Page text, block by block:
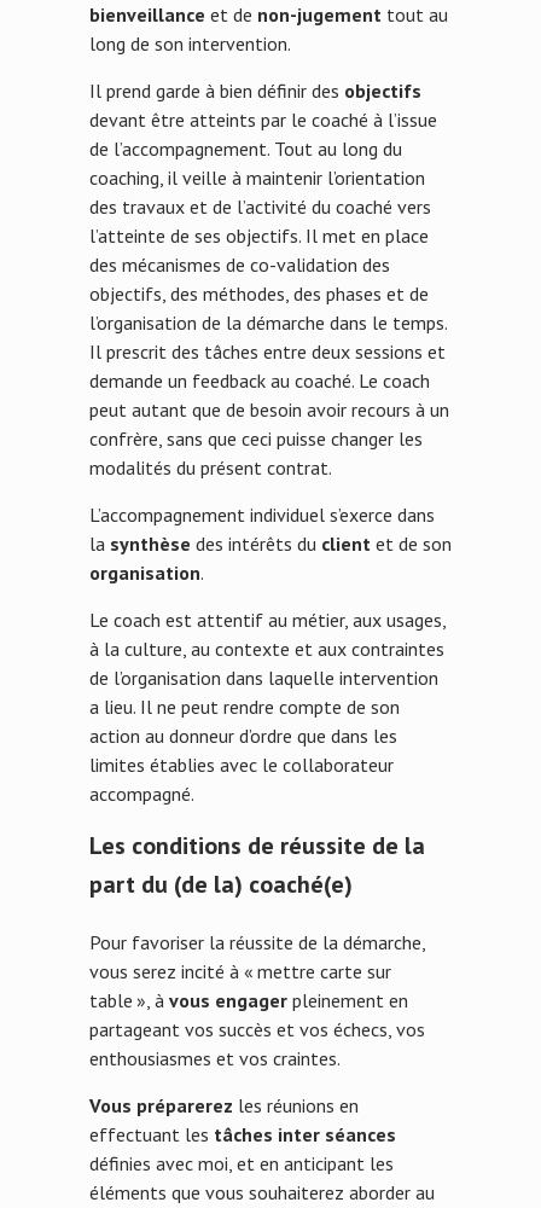
bienveillance et de non-jugement tout au
long de son intervention.
Il prend garde à bien définir des objectifs
devant être atteints par le coaché à l’issue
de l’accompagnement. Tout au long du
coaching, il veille à maintenir l’orientation
des travaux et de l’activité du coaché vers
l’atteinte de ses objectifs. Il met en place
des mécanismes de co-validation des
objectifs, des méthodes, des phases et de
l’organisation de la démarche dans le temps.
Il prescrit des tâches entre deux sessions et
demande un feedback au coaché. Le coach
peut autant que de besoin avoir recours à un
confrère, sans que ceci puisse changer les
modalités du présent contrat.
L’accompagnement individuel s’exerce dans
la synthèse des intérêts du client et de son
organisation.
Le coach est attentif au métier, aux usages,
à la culture, au contexte et aux contraintes
de l’organisation dans laquelle intervention
a lieu. Il ne peut rendre compte de son
action au donneur d’ordre que dans les
limites établies avec le collaborateur
accompagné.
Les conditions de réussite de la
part du (de la) coaché(e)
Pour favoriser la réussite de la démarche,
vous serez incité à « mettre carte sur
table », à vous engager pleinement en
partageant vos succès et vos échecs, vos
enthousiasmes et vos craintes.
Vous préparerez les réunions en
effectuant les tâches inter séances
définies avec moi, et en anticipant les
éléments que vous souhaiterez aborder au